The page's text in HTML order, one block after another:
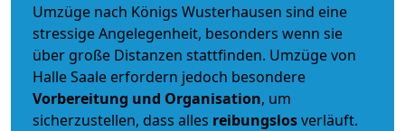
Umzüge nach Königs Wusterhausen sind eine
stressige Angelegenheit, besonders wenn sie
über große Distanzen stattfinden. Umzüge von
Halle Saale erfordern jedoch besondere
Vorbereitung und Organisation, um
sicherzustellen, dass alles reibungslosverläuft.